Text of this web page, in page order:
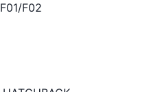
F01/F02